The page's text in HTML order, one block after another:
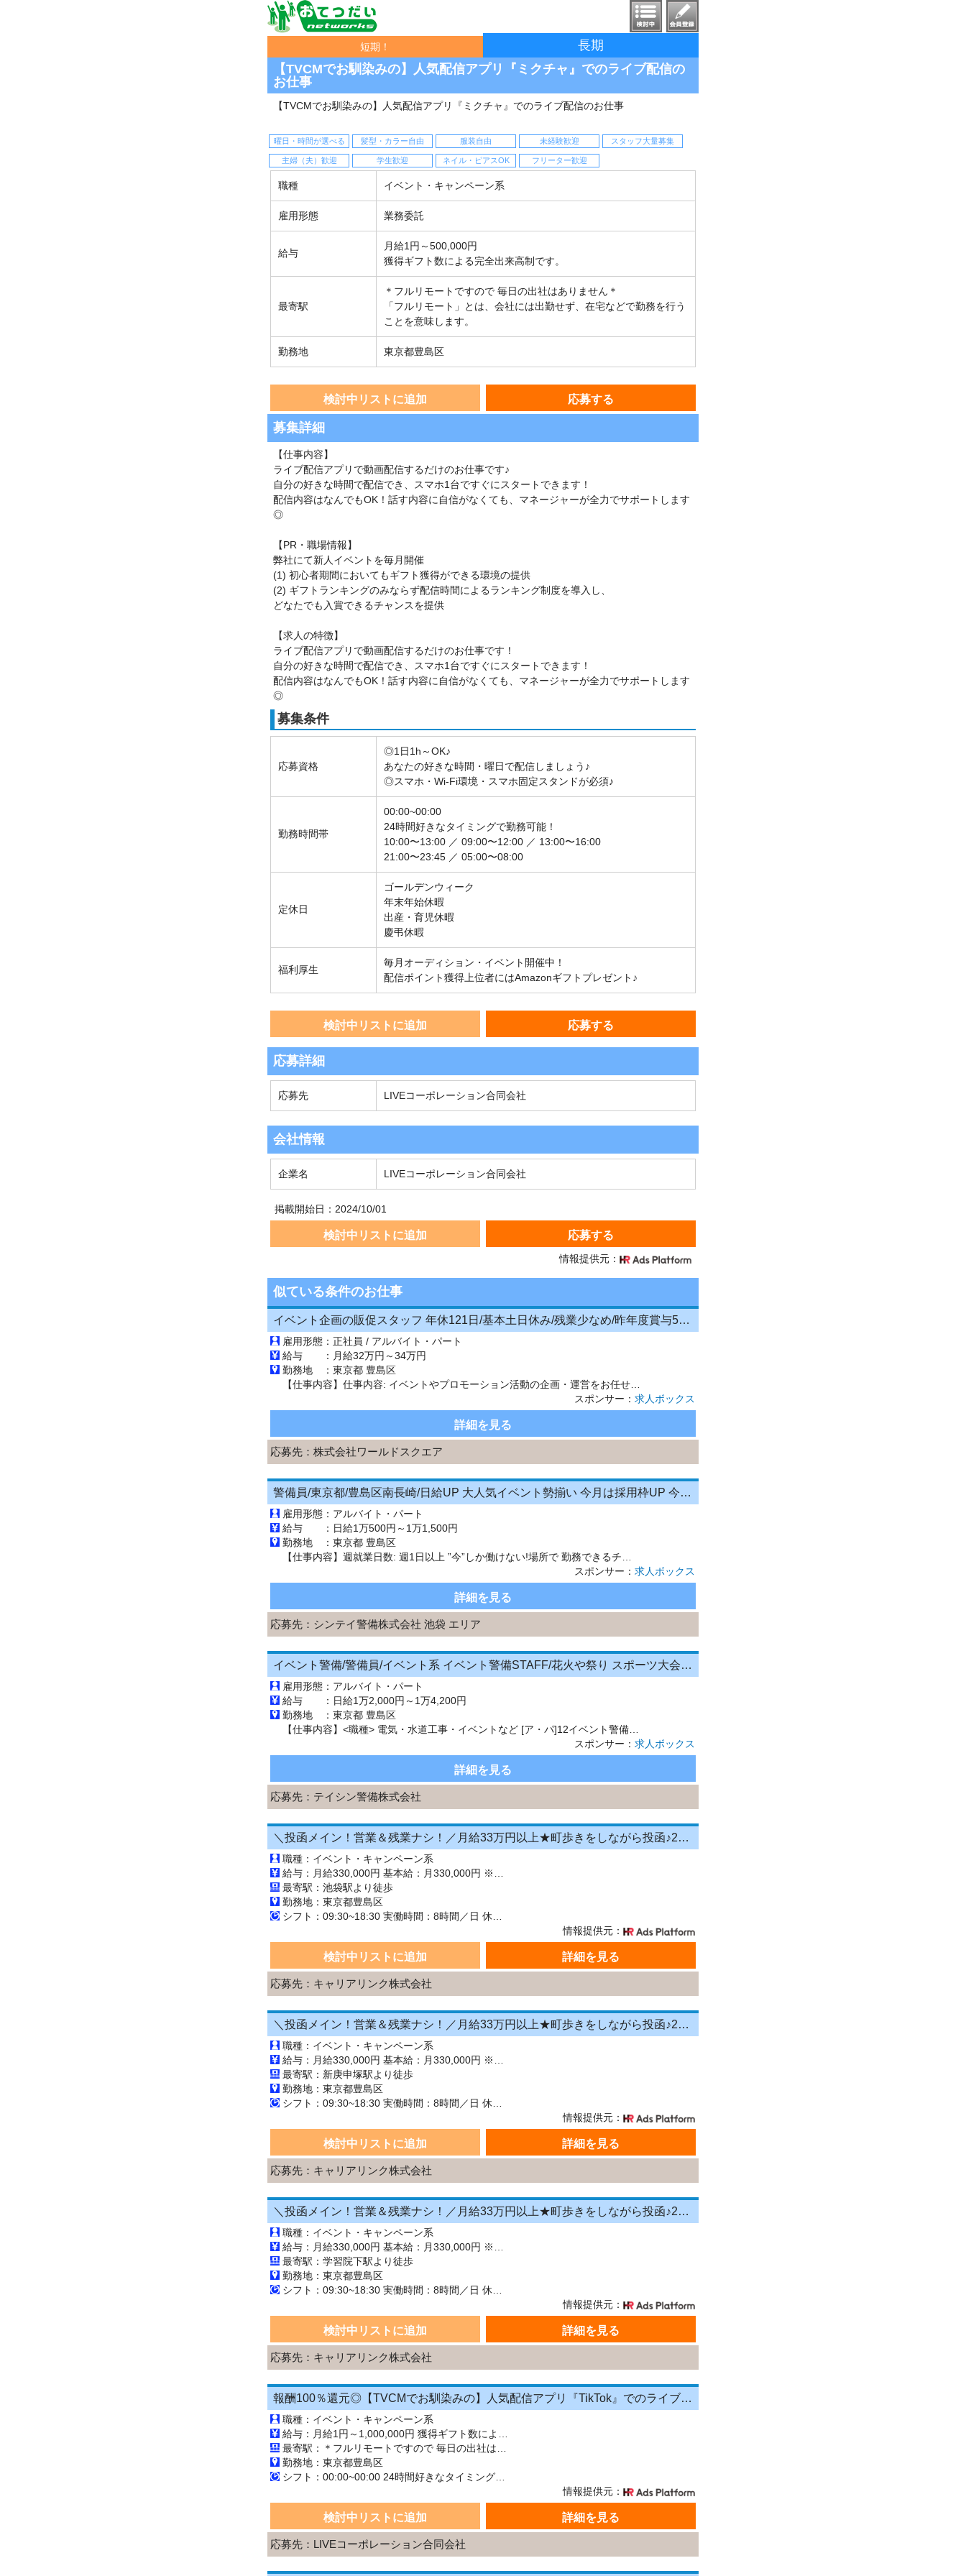
短期！
長期
【TVCMでお馴染みの】人気配信アプリ『ミクチャ』でのライブ配信の
お仕事
【TVCMでお馴染みの】人気配信アプリ『ミクチャ』でのライブ配信のお仕事
曜日・時間が選べる 髪型・カラー自由 服装自由 未経験歓迎 スタッフ大量募集
主婦（夫）歓迎 学生歓迎 ネイル・ピアスOK フリーター歓迎
職種 イベント・キャンペーン系
雇用形態 業務委託
給与
月給1円～500,000円
獲得ギフト数による完全出来高制です。
最寄駅
＊フルリモートですので 毎日の出社はありません＊
「フルリモート」とは、会社には出勤せず、在宅などで勤務を行う
ことを意味します。
勤務地 東京都豊島区
検討中リストに追加 応募する
募集詳細
【仕事内容】
ライブ配信アプリで動画配信するだけのお仕事です♪
自分の好きな時間で配信でき、スマホ1台ですぐにスタートできます！
配信内容はなんでもOK！話す内容に自信がなくても、マネージャーが全力でサポートします
◎
【PR・職場情報】
弊社にて新人イベントを毎月開催
(1) 初心者期間においてもギフト獲得ができる環境の提供
(2) ギフトランキングのみならず配信時間によるランキング制度を導入し、
どなたでも入賞できるチャンスを提供
【求人の特徴】
ライブ配信アプリで動画配信するだけのお仕事です！
自分の好きな時間で配信でき、スマホ1台ですぐにスタートできます！
配信内容はなんでもOK！話す内容に自信がなくても、マネージャーが全力でサポートします
◎
募集条件
応募資格
◎1日1h～OK♪
あなたの好きな時間・曜日で配信しましょう♪
◎スマホ・Wi-Fi環境・スマホ固定スタンドが必須♪
勤務時間帯
00:00~00:00
24時間好きなタイミングで勤務可能！
10:00〜13:00 ／ 09:00〜12:00 ／ 13:00〜16:00
21:00〜23:45 ／ 05:00〜08:00
定休日
ゴールデンウィーク
年末年始休暇
出産・育児休暇
慶弔休暇
福利厚生
毎月オーディション・イベント開催中！
配信ポイント獲得上位者にはAmazonギフトプレゼント♪
検討中リストに追加 応募する
応募詳細
応募先 LIVEコーポレーション合同会社
会社情報
企業名 LIVEコーポレーション合同会社
掲載開始日：2024/10/01
検討中リストに追加 応募する
情報提供元：
似ている条件のお仕事
イベント企画の販促スタッフ 年休121日/基本土日休み/残業少なめ/昨年度賞与5ヶ月分/海外研修あり
雇用形態： 正社員 / アルバイト・パート
給与 ： 月給32万円～34万円
勤務地 ： 東京都 豊島区
スポンサー： 求人ボックス
詳細を見る
応募先： 株式会社ワールドスクエア
警備員/東京都/豊島区南長崎/日給UP 大人気イベント勢揃い 今月は採用枠UP 今がチャンス 期間限定 季節限定イベント会場での案内・誘導のお仕事 週払いOK 毎週水曜日がお給料日
雇用形態： アルバイト・パート
給与 ： 日給1万500円～1万1,500円
勤務地 ： 東京都 豊島区
スポンサー： 求人ボックス
詳細を見る
応募先： シンテイ警備株式会社 池袋 エリア
イベント警備/警備員/イベント系 イベント警備STAFF/花火や祭り スポーツ大会などでの案内を
雇用形態： アルバイト・パート
給与 ： 日給1万2,000円～1万4,200円
勤務地 ： 東京都 豊島区
スポンサー： 求人ボックス
詳細を見る
応募先： テイシン警備株式会社
＼投函メイン！営業＆残業ナシ！／月給33万円以上★町歩きをしながら投函♪20～50代活...
職種：イベント・キャンペーン系
最寄駅：池袋駅より徒歩
勤務地：東京都豊島区
情報提供元：
検討中リストに追加 詳細を見る
応募先：キャリアリンク株式会社
＼投函メイン！営業＆残業ナシ！／月給33万円以上★町歩きをしながら投函♪20～50代活...
職種：イベント・キャンペーン系
最寄駅：新庚申塚駅より徒歩
勤務地：東京都豊島区
情報提供元：
検討中リストに追加 詳細を見る
応募先：キャリアリンク株式会社
＼投函メイン！営業＆残業ナシ！／月給33万円以上★町歩きをしながら投函♪20～50代活...
職種：イベント・キャンペーン系
最寄駅：学習院下駅より徒歩
勤務地：東京都豊島区
情報提供元：
検討中リストに追加 詳細を見る
応募先：キャリアリンク株式会社
報酬100％還元◎【TVCMでお馴染みの】人気配信アプリ『TikTok』でのライブ配信...
職種：イベント・キャンペーン系
勤務地：東京都豊島区
情報提供元：
検討中リストに追加 詳細を見る
応募先：LIVEコーポレーション合同会社